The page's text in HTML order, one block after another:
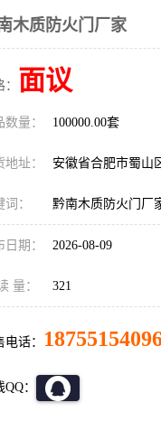
木质防火门厂家
面议
数量： 100000.00套
地址： 安徽省合肥市蜀山
词： 黔南木质防火门厂
日期： 2026-08-09
量： 321
电话：
：